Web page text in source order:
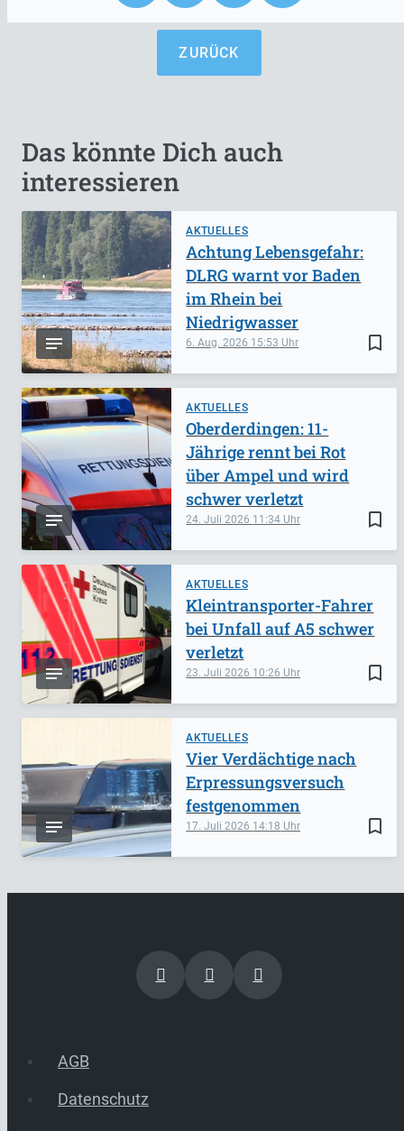
ZURÜCK
Das könnte Dich auch
interessieren
AKTUELLES
bookmark_border
6. Aug. 2026 15:53
Achtung Lebensgefahr:
DLRG warnt vor Baden
im Rhein bei
Niedrigwasser
AKTUELLES
bookmark_border
24. Juli 2026 11:34
Oberderdingen: 11-
Jährige rennt bei Rot
über Ampel und wird
schwer verletzt
AKTUELLES
bookmark_border
23. Juli 2026 10:26
Kleintransporter-Fahrer
bei Unfall auf A5 schwer
verletzt
AKTUELLES
bookmark_border
17. Juli 2026 14:18
Vier Verdächtige nach
Erpressungsversuch
festgenommen
AGB
Datenschutz